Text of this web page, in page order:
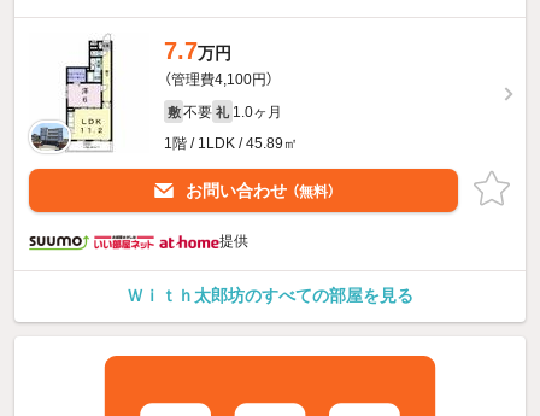
7.7万円
（管理費4,100円）
敷 不要 礼 1.0ヶ月
1階 / 1LDK / 45.89㎡
お問い合わせ （無料）
提供
Ｗｉｔｈ太郎坊のすべての部屋を見る